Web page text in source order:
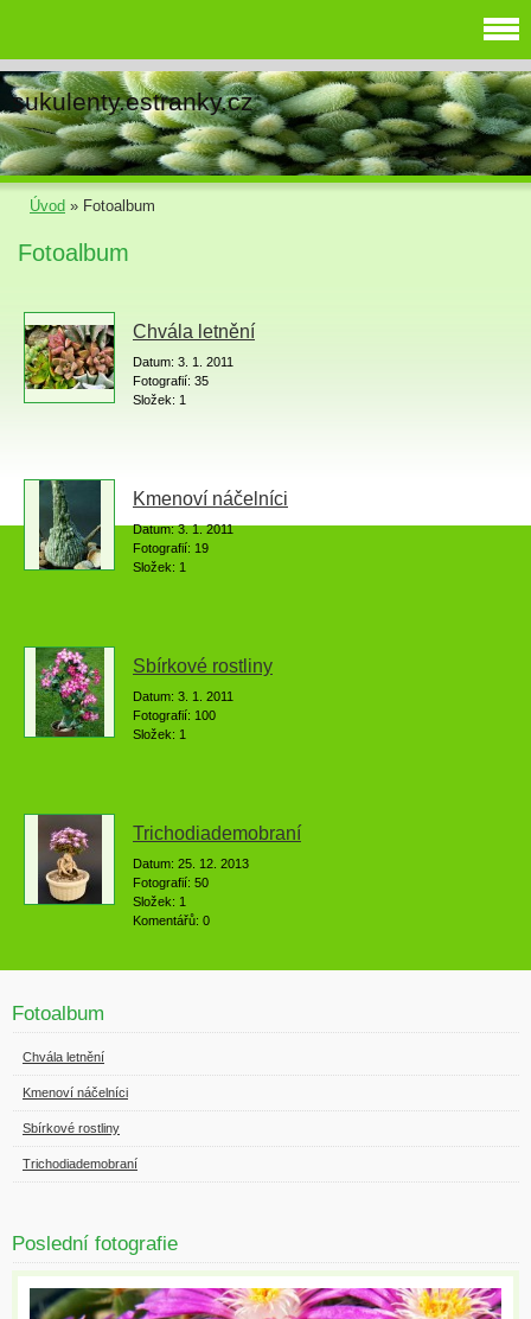
sukulenty.estranky.cz
Úvod » Fotoalbum
Fotoalbum
Chvála letnění
Datum: 3. 1. 2011
Fotografií: 35
Složek: 1
Kmenoví náčelníci
Datum:3. 1. 2011
Fotografií: 19
Složek: 1
Sbírkové rostliny
Datum: 3. 1. 2011
Fotografií: 100
Složek: 1
Trichodiademobraní
Datum: 25. 12. 2013
Fotografií: 50
Složek: 1
Komentářů: 0
Fotoalbum
Chvála letnění
Kmenoví náčelníci
Sbírkové rostliny
Trichodiademobraní
Poslední fotografie